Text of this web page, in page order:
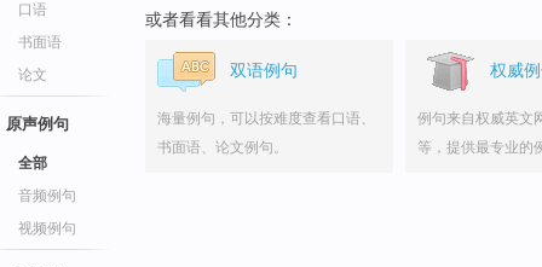
口语
书面语
论文
原声例句
全部
音频例句
视频例句
或者看看其他分类：
双语例句
海量例句，可以按难度查看口语、
书面语、论文例句。
权威
例句来自权威英文
等，提供最专业的